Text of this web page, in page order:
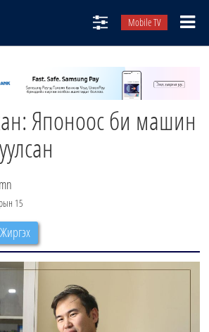
Mobile TV
Японоос би машин
15
Жиргэх